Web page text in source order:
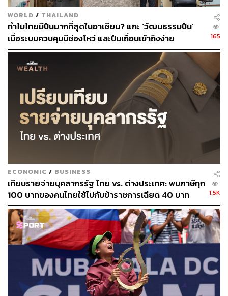
ต้องย้อนความว่า ก่อนหน้านี้ เดลา โรซา ไม่ได้ปรากฏตัวต่อ
หน้าสาธารณะตั้งแต่ช่วงปลายปี 2025 หรือประมาณ 6 เดือน
เต็ม ท่ามกลางกระแสข่าวว่า ICC ได้ออกหมายจับลับ (Secret
Warrant) ทำให้เขาเก็บตัวเงียบ ไม่เข้าประชุมวุฒิสภา และไม่
ให้สัมภาษณ์สื่อเพื่อหลีกเลี่ยงการจับกุม
ประเด็นสำคัญที่ทำให้มือขวาของดูเตอร์เตต้องเข้าอาคาร
วุฒิสภาในวันที่ 11 พฤษภาคมที่ผ่านมา เพราะเกิดเรื่องใหญ่
ทางการเมืองอย่างศึกสายเลือดทางการเมืองระหว่างตระกูลดู
เตอร์เตกับตระกูลมาร์กอส (รัฐบาลชุดปัจจุบัน)
อย่างแรกคือการเปลี่ยนตัวประธาน สว. เดลา โรซา ต้องมาลง
เตอร์เต ขึ้นเป็นประธานคนใหม่ ขณะที่ ซารา ดูเตอร์เต รอง
ประธานาธิบดีฟิลิปปินส์ ถูกสมาชิกสภาผู้แทนราษฎรลงมติ
ถอดถอนออกจากตำแหน่ง (Impeachment) และต้องรอการ
พิจารณาในชั้น สว. ต่อไป
แต่เมื่อเขาปรากฏตัวในรอบ 6 เดือน เจ้าหน้าที่หน่วยสืบสวน
เข้าประชิดตัวเพื่อจับกุม จนเกิดภาพหลบหนีในอาคารวุฒิสภา
ที่เป็นไวรัลทั่วโลก ปรากฏให้เห็น เดลา โรซา วิ่งหนีเจ้าหน้าที่
ตามทางเดินแคบๆ ขึ้นบันไดหนีไฟ มุดผ่านประตูหลายชั้น
โดยบางจังหวะเขาล้มลงกับพื้น แต่ก็รีบลุกขึ้นมาวิ่งต่อ จน
WORLD / THAILAND
ทำไมไทยมีปืนมากที่สุดในอาเซียน? แกะ ‘วัฒนธรรมปืน’
เมื่อระบบควบคุมมีช่องโหว่ และปืนเถื่อนเข้าถึงง่าย
165
ECONOMIC / BUSINESS
เทียบรายจ่ายบุคลากรรัฐ ไทย vs. ต่างประเทศ: พบภาษีทุก
100 บาทของคนไทยใช้ไปกับข้าราชการเฉียด 40 บาท
1.5K